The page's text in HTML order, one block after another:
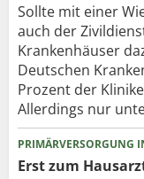
Sollte mit einer
auch der
Krankenhäuser
Deutschen
Prozent der
Allerdings nur
PRIMÄRVERSORGUNG
Erst zum